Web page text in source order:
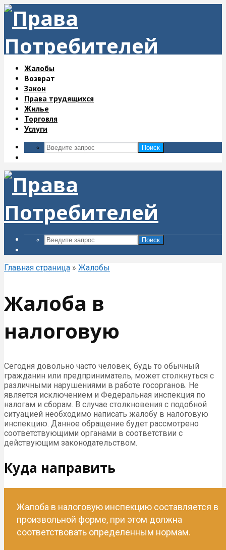
Жалобы
Возврат
Закон
Права трудящихся
Жилье
Торговля
Услуги
Поиск
Поиск
Главная страница » Жалобы
Жалоба в
налоговую
Сегодня довольно часто человек, будь то обычный
гражданин или предприниматель, может столкнуться с
различными нарушениями в работе госорганов. Не
является исключением и Федеральная инспекция по
налогам и сборам. В случае столкновения с подобной
ситуацией необходимо написать жалобу в налоговую
инспекцию. Данное обращение будет рассмотрено
соответствующими органами в соответствии с
действующим законодательством.
Куда направить
Жалоба в налоговую инспекцию составляется в
произвольной форме, при этом должна
соответствовать определенным нормам.